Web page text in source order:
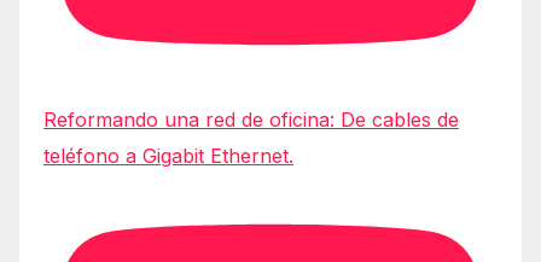
Reformando una red de oficina: De cables de
teléfono a Gigabit Ethernet.